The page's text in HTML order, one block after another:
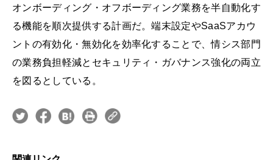
オンボーディング・オフボーディング業務を半自動化す
る機能を順次提供する計画だ。端末設定やSaaSアカウ
ントの有効化・無効化を効率化することで、情シス部門
の業務負担軽減とセキュリティ・ガバナンス強化の両立
を図るとしている。